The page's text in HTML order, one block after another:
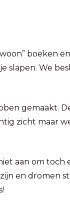
boeken
slapen. We
gemaakt.
zicht maar
aan om toch
en dromen